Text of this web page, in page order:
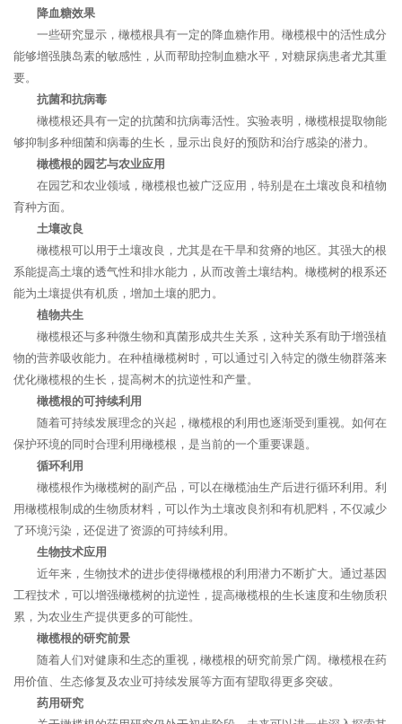
降血糖效果
一些研究显示，橄榄根具有一定的降血糖作用。橄榄根中的活性成分
能够增强胰岛素的敏感性，从而帮助控制血糖水平，对糖尿病患者尤其重
要。
抗菌和抗病毒
橄榄根还具有一定的抗菌和抗病毒活性。实验表明，橄榄根提取物能
够抑制多种细菌和病毒的生长，显示出良好的预防和治疗感染的潜力。
橄榄根的园艺与农业应用
在园艺和农业领域，橄榄根也被广泛应用，特别是在土壤改良和植物
育种方面。
土壤改良
橄榄根可以用于土壤改良，尤其是在干旱和贫瘠的地区。其强大的根
系能提高土壤的透气性和排水能力，从而改善土壤结构。橄榄树的根系还
能为土壤提供有机质，增加土壤的肥力。
植物共生
橄榄根还与多种微生物和真菌形成共生关系，这种关系有助于增强植
物的营养吸收能力。在种植橄榄树时，可以通过引入特定的微生物群落来
优化橄榄根的生长，提高树木的抗逆性和产量。
橄榄根的可持续利用
随着可持续发展理念的兴起，橄榄根的利用也逐渐受到重视。如何在
保护环境的同时合理利用橄榄根，是当前的一个重要课题。
循环利用
橄榄根作为橄榄树的副产品，可以在橄榄油生产后进行循环利用。利
用橄榄根制成的生物质材料，可以作为土壤改良剂和有机肥料，不仅减少
了环境污染，还促进了资源的可持续利用。
生物技术应用
近年来，生物技术的进步使得橄榄根的利用潜力不断扩大。通过基因
工程技术，可以增强橄榄树的抗逆性，提高橄榄根的生长速度和生物质积
累，为农业生产提供更多的可能性。
橄榄根的研究前景
随着人们对健康和生态的重视，橄榄根的研究前景广阔。橄榄根在药
用价值、生态修复及农业可持续发展等方面有望取得更多突破。
药用研究